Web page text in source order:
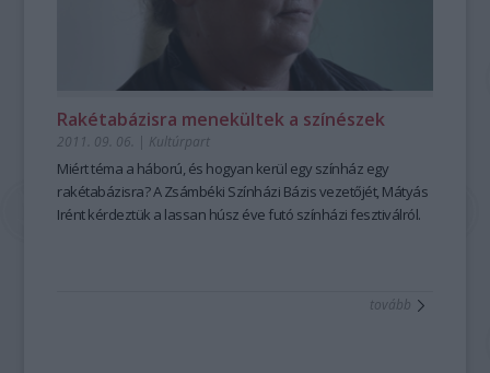
Rakétabázisra menekültek a színészek
2011. 09. 06. | Kultúrpart
Miért téma a háború, és hogyan kerül egy színház egy
rakétabázisra? A Zsámbéki Színházi Bázis vezetőjét, Mátyás
Irént kérdeztük a lassan húsz éve futó színházi fesztiválról.
tovább